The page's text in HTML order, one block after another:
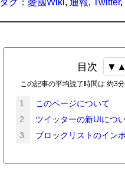
タグ： 憂國Wiki, 通報, Twitter,
目次
この記事の平均読了時間は 約3
このページについて
ツイッターの新UIにつ
ブロックリストのイン